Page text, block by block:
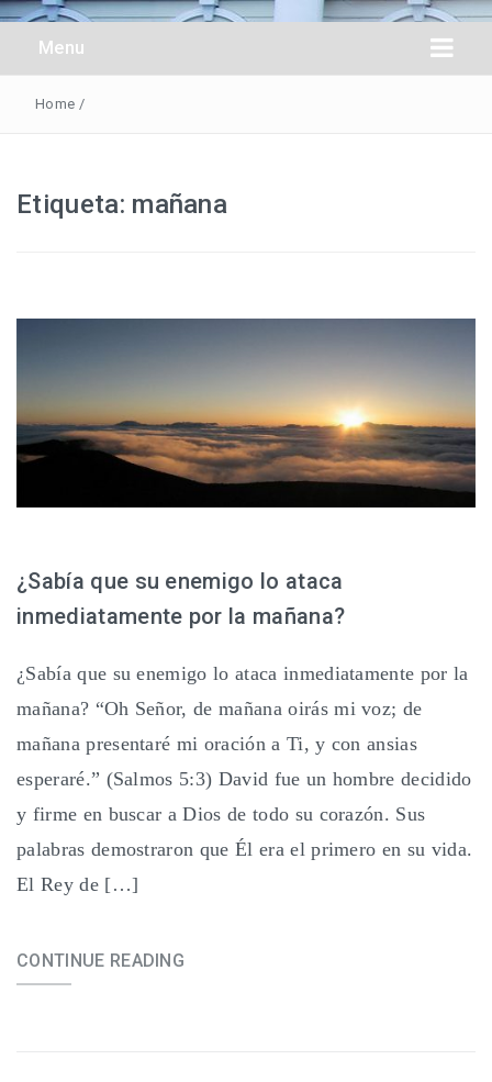
Obreros Universal
Menu
Home /
Etiqueta: mañana
¿Sabía que su enemigo lo ataca
inmediatamente por la mañana?
¿Sabía que su enemigo lo ataca inmediatamente por la
mañana? “Oh Señor, de mañana oirás mi voz; de
mañana presentaré mi oración a Ti, y con ansias
esperaré.” (Salmos 5:3) David fue un hombre decidido
y firme en buscar a Dios de todo su corazón. Sus
palabras demostraron que Él era el primero en su vida.
El Rey de […]
CONTINUE READING